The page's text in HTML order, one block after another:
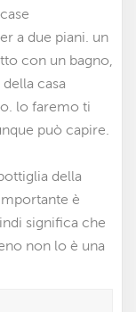
case
a due piani. un
con un bagno,
casa
lo faremo ti
può capire.
della
è
significa che
non lo è una